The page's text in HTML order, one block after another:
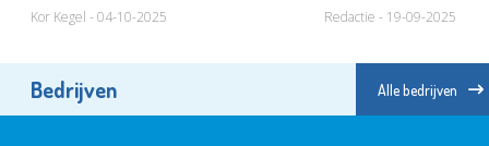
Kor Kegel - 04-10-2025 Redactie - 19-09-2025
Bedrijven Alle bedrijven